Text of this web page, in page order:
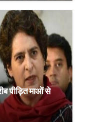
पीड़ित माओं से